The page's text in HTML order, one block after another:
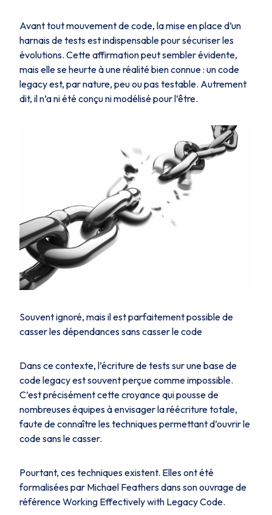
Avant tout mouvement de code, la mise en place d’un
harnais de tests est indispensable pour sécuriser les
évolutions. Cette affirmation peut sembler évidente,
mais elle se heurte à une réalité bien connue : un code
legacy est, par nature, peu ou pas testable. Autrement
dit, il n’a ni été conçu ni modélisé pour l’être.
Souvent ignoré, mais il est parfaitement possible de
casser les dépendances sans casser le code
Dans ce contexte, l’écriture de tests sur une base de
code legacy est souvent perçue comme impossible.
C’est précisément cette croyance qui pousse de
nombreuses équipes à envisager la réécriture totale,
faute de connaître les techniques permettant d’ouvrir le
code sans le casser.
Pourtant, ces techniques existent. Elles ont été
formalisées par Michael Feathers dans son ouvrage de
référenceWorking Effectively with Legacy Code.